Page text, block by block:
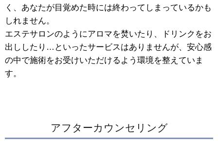
く、あなたが目覚めた時には終わってしまっているかも
しれません。
エステサロンのようにアロマを焚いたり、ドリンクをお
出ししたり…といったサービスはありませんが、安心感
の中で施術をお受けいただけるよう環境を整えていま
す。
アフターカウンセリング